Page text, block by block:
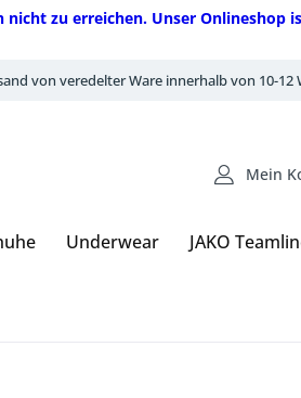
nicht zu erreichen. Unser Onlineshop
von veredelter Ware innerhalb von 10-12
Mein
Underwear JAKO